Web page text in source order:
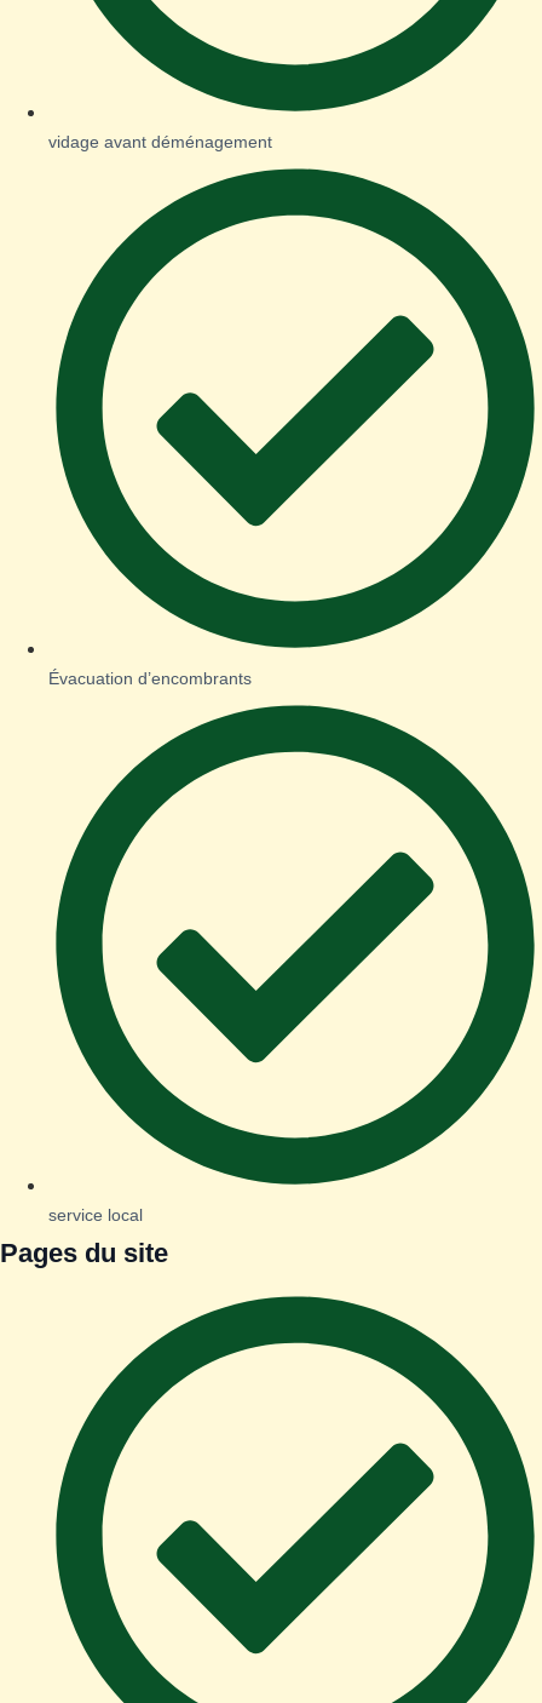
vidage avant déménagement
Évacuation d’encombrants
service local
Pages du site